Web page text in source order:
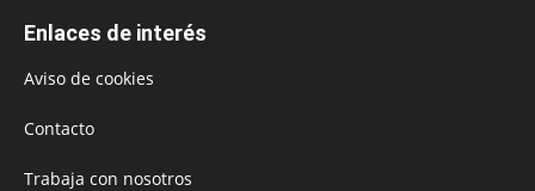
Enlaces de interés
Aviso de cookies
Contacto
Trabaja con nosotros